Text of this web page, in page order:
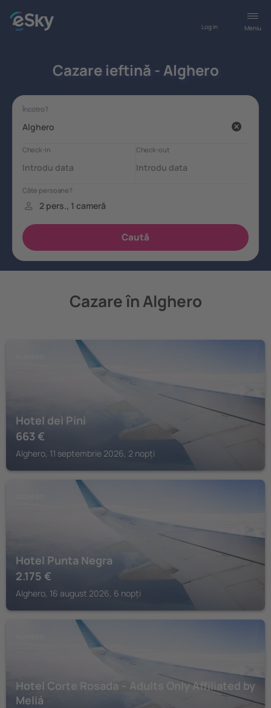
Meniu
Log in
Cazare ieftină - Alghero
Cazare în Alghero
Hotel dei Pini
663 €
Alghero, 11 septembrie 2026, 2 nopți
Hotel Punta Negra
2.175 €
Alghero, 16 august 2026, 6 nopți
Hotel Corte Rosada – Adults Only Affiliated by
Meliá